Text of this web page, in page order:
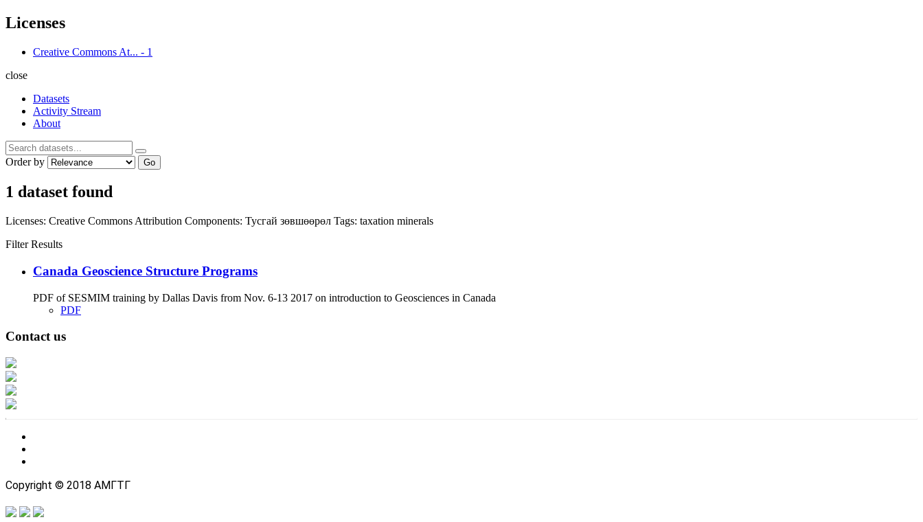
Licenses
Creative Commons At... - 1
close
Datasets
Activity Stream
About
Order by Go
1 dataset found
Licenses: Creative Commons Attribution Components: Тусгай зөвшөөрөл Tags: taxation minerals
Filter Results
Canada Geoscience Structure Programs
PDF of SESMIM training by Dallas Davis from Nov. 6-13 2017 on introduction to Geosciences in Canada
PDF
Contact us
Copyright © 2018 АМГТГ